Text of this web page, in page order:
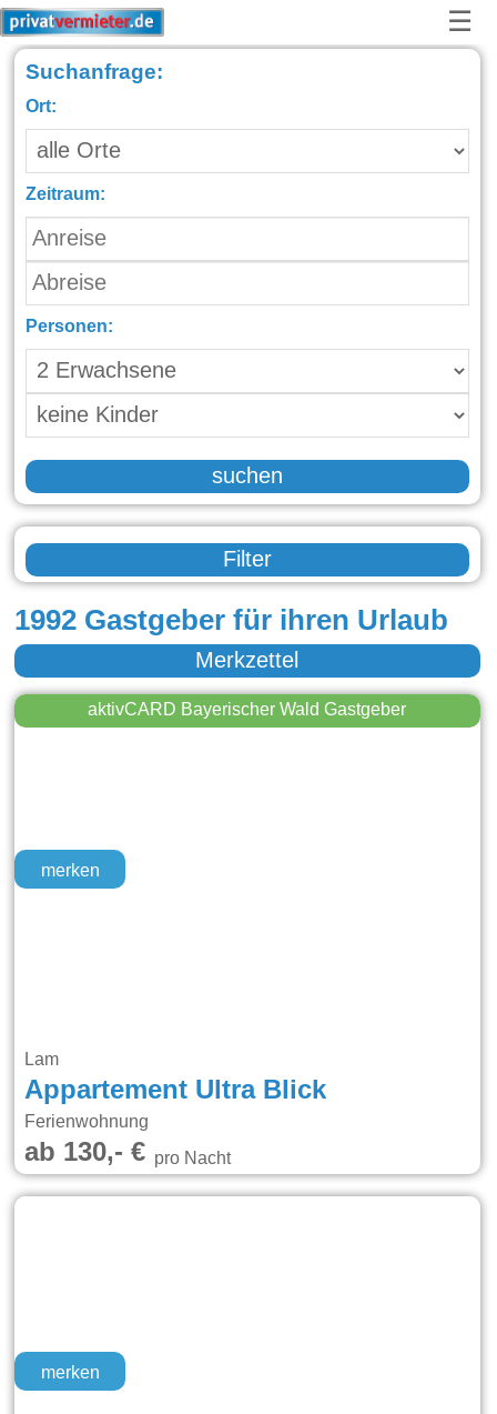
☰
Suchanfrage:
Ort:
Zeitraum:
Personen:
suchen
Filter
1992 Gastgeber für ihren Urlaub
Merkzettel
merken
aktivCARD Bayerischer Wald Gastgeber
Lam
Appartement Ultra Blick
Ferienwohnung
ab 130,- €pro Nacht
merken